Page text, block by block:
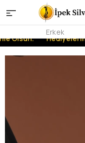
Olsun. Hediyeleriniz
Erkek